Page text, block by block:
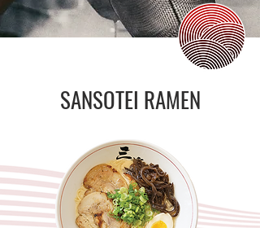
SANSOTEI RAMEN